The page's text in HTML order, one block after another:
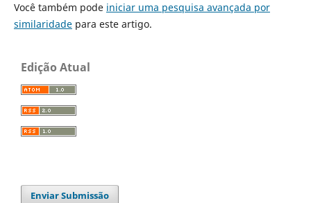
Você também pode iniciar uma pesquisa avançada por
similaridadepara este artigo.
Edição Atual
Enviar Submissão